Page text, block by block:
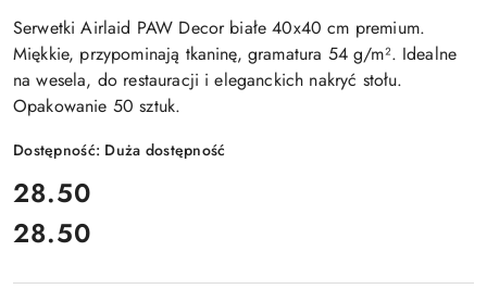
Serwetki Airlaid PAW Decor białe 40x40 cm premium.
Miękkie, przypominają tkaninę, gramatura 54 g/m². Idealne
na wesela, do restauracji i eleganckich nakryć stołu.
Opakowanie 50 sztuk.
Dostępność: Duża dostępność
cena:
28.50
Cena:
28.50